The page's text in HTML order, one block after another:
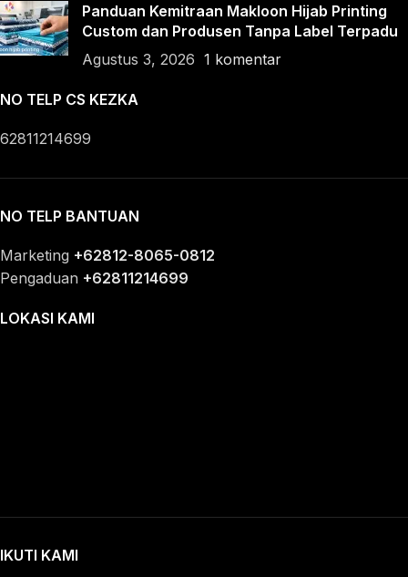
Panduan Kemitraan Makloon Hijab Printing
Custom dan Produsen Tanpa Label Terpadu
Agustus 3, 2026 1 komentar
NO TELP CS KEZKA
62811214699
NO TELP BANTUAN
Marketing +62812-8065-0812
Pengaduan +62811214699
LOKASI KAMI
IKUTI KAMI